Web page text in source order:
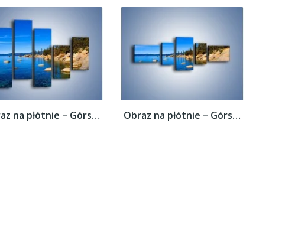
Obraz na płótnie – Górska rzeka latem –... Obraz na płótnie – Górska rzeka latem –...